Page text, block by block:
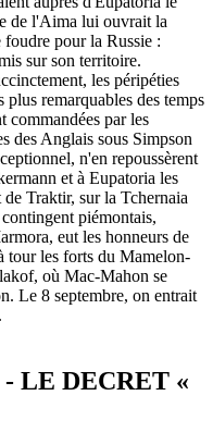
de l'Aima lui ouvrait la
pour la Russie :
sur son territoire.
les péripéties
plus remarquables des temps
commandées par les
des Anglais sous Simpson
n'en repoussèrent
et à Eupatoria les
de Traktir, sur la Tchernaia
piémontais,
eut les honneurs de
tour les forts du Mamelon-
où Mac-Mahon se
Le 8 septembre, on entrait
LE DECRET «